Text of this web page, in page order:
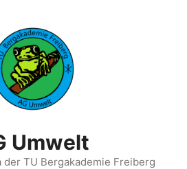
Umwelt
der TU Bergakademie Freiberg